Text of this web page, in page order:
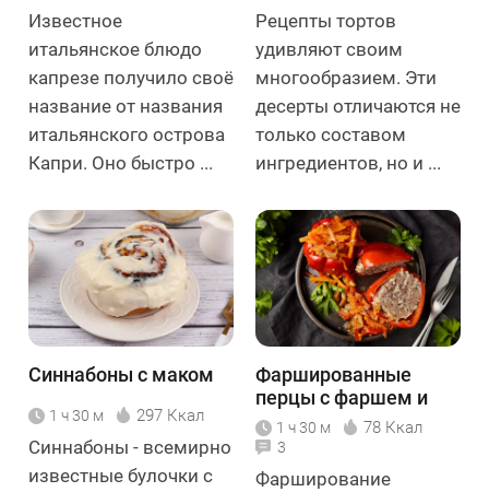
Известное
итальянское блюдо
капрезе получило своё
название от названия
итальянского острова
Капри. Оно быстро ...
Рецепты тортов
удивляют своим
многообразием. Эти
десерты отличаются не
только составом
ингредиентов, но и ...
Синнабоны с маком
1 ч 30 м 297 Ккал
Синнабоны - всемирно
известные булочки с
Фаршированные
перцы с фаршем и
рисом
1 ч 30 м 78 Ккал
3
Фарширование